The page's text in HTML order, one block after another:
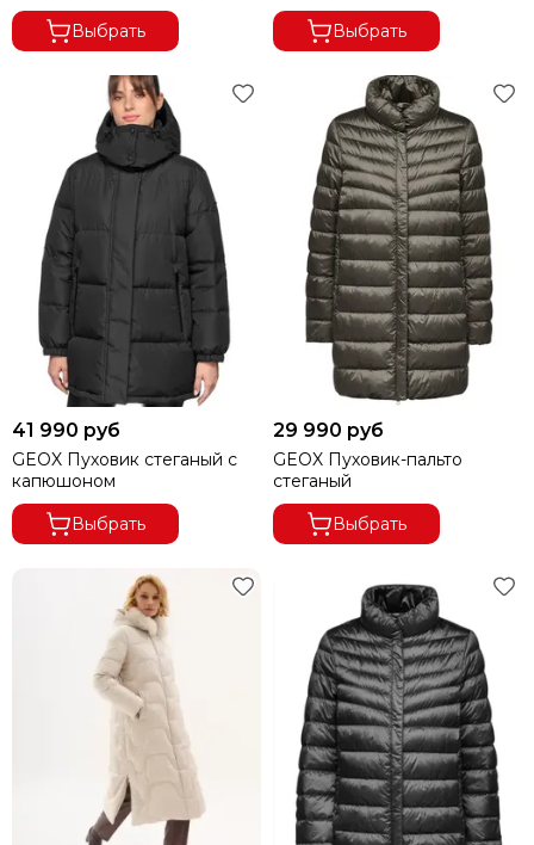
Выбрать
Выбрать
41 990 руб
GEOX Пуховик стеганый с
капюшоном
Выбрать
29 990 руб
GEOX Пуховик-пальто
стеганый
Выбрать